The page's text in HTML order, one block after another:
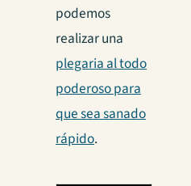
podemos
realizar una
plegaria al todo
poderoso para
que sea sanado
rápido.